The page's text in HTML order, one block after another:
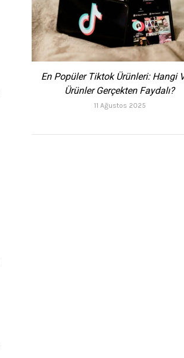
En Popüler Tiktok Ürünleri: Hangi
Ürünler Gerçekten Faydalı?
11 Ağustos 2025